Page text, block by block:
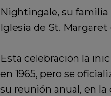
Nightingale, su familia
Iglesia de St.
Esta celebración la
en 1965, pero se
su reunión anual, en